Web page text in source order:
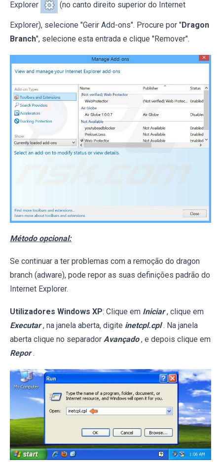
Explorer (no canto direito superior do Internet
Explorer), selecione "Gerir Add-ons". Procure por "Dragon
Branch", selecione esta entrada e clique "Remover".
Método opcional:
Se continuar a ter problemas com a remoção do dragon
branch (adware), pode repor as suas definições padrão do
Internet Explorer.
Utilizadores Windows XP: Clique em Iniciar , clique em
Executar , na janela aberta, digite inetcpl.cpl . Na janela
aberta clique no separador Avançado , e depois clique em
Repor .